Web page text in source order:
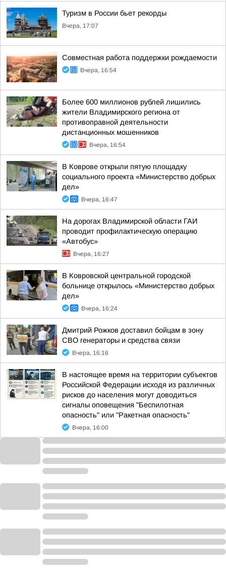
Туризм в России бьет рекорды
Вчера, 17:07
Совместная работа поддержки рождаемости
Вчера, 16:54
Более 600 миллионов рублей лишились
жители Владимирского региона от
противоправной деятельности
дистанционных мошенников
Вчера, 16:54
В Коврове открыли пятую площадку
социального проекта «Министерство добрых
дел»
Вчера, 16:47
На дорогах Владимирской области ГАИ
проводит профилактическую операцию
«Автобус»
Вчера, 16:27
В Ковровской центральной городской
больнице открылось «Министерство добрых
дел»
Вчера, 16:24
Дмитрий Рожков доставил бойцам в зону
СВО генераторы и средства связи
Вчера, 16:16
В настоящее время на территории субъектов
Российской Федерации исходя из различных
рисков до населения могут доводиться
сигналы оповещения "Беспилотная
опасность" или "Ракетная опасность"
Вчера, 16:00